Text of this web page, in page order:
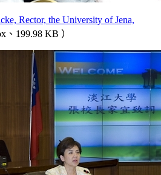
Rector, the University of Jena,
、199.98 KB ）